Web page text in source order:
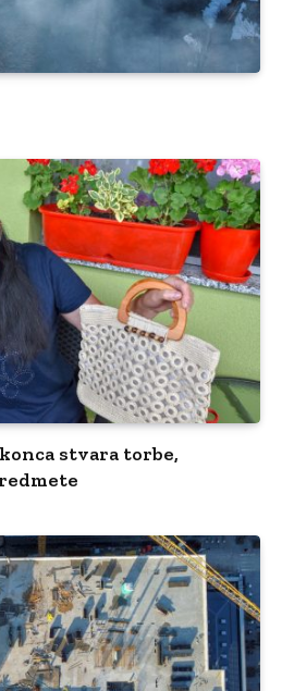
stvara torbe,